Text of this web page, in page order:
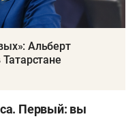
Альберт
Первый: вы